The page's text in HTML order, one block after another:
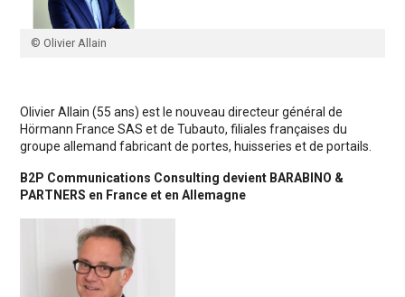
© Olivier Allain
Olivier Allain (55 ans) est le nouveau directeur général de
Hörmann France SAS et de Tubauto, filiales françaises du
groupe allemand fabricant de portes, huisseries et de portails.
B2P Communications Consulting devient BARABINO &
PARTNERS en France et en Allemagne